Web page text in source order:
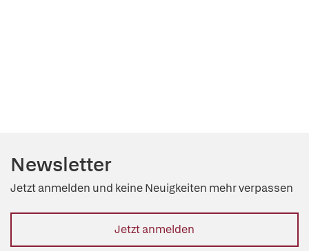
Newsletter
Jetzt anmelden und keine Neuigkeiten mehr verpassen
Jetzt anmelden